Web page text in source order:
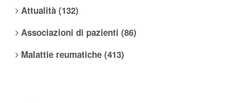
Attualità (132)
Associazioni di pazienti (86)
Malattie reumatiche (413)